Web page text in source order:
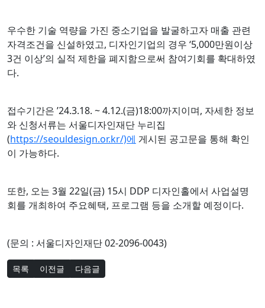
우수한 기술 역량을 가진 중소기업을 발굴하고자 매출 관련
자격조건을 신설하였고, 디자인기업의 경우 ‘5,000만원이상
3건 이상’의 실적 제한을 폐지함으로써 참여기회를 확대하였
다.
접수기간은 ’24.3.18. ~ 4.12.(금)18:00까지이며, 자세한 정보
와 신청서류는 서울디자인재단 누리집
(https://seouldesign.or.kr/)에 게시된 공고문을 통해 확인
이 가능하다.
또한, 오는 3월 22일(금) 15시 DDP 디자인홀에서 사업설명
회를 개최하여 주요혜택, 프로그램 등을 소개할 예정이다.
(문의 : 서울디자인재단 02-2096-0043)
목록 이전글 다음글